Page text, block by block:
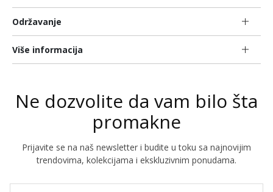
Održavanje
Više informacija
Ne dozvolite da vam bilo šta
promakne
Prijavite se na naš newsletter i budite u toku sa najnovijim
trendovima, kolekcijama i ekskluzivnim ponudama.